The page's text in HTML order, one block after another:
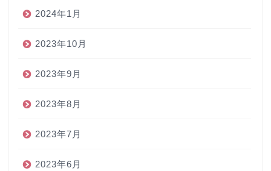
2024年1月
2023年10月
2023年9月
2023年8月
2023年7月
2023年6月